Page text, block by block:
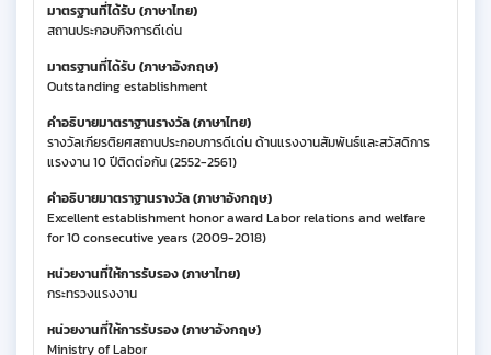
มาตรฐานที่ได้รับ (ภาษาไทย)
สถานประกอบกิจการดีเด่น
มาตรฐานที่ได้รับ (ภาษาอังกฤษ)
Outstanding establishment
คำอธิบายมาตราฐานรางวัล (ภาษาไทย)
รางวัลเกียรติยศสถานประกอบการดีเด่น ด้านแรงงานสัมพันธ์และสวัสดิการ
แรงงาน 10 ปีติดต่อกัน (2552-2561)
คำอธิบายมาตราฐานรางวัล (ภาษาอังกฤษ)
Excellent establishment honor award Labor relations and welfare
for 10 consecutive years (2009-2018)
หน่วยงานที่ให้การรับรอง (ภาษาไทย)
กระทรวงแรงงาน
หน่วยงานที่ให้การรับรอง (ภาษาอังกฤษ)
Ministry of Labor